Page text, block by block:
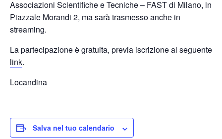
Associazioni Scientifiche e Tecniche – FAST di Milano, in
Piazzale Morandi 2, ma sarà trasmesso anche in
streaming.
La partecipazione è gratuita, previa iscrizione al seguente
link.
Locandina
Salva nel tuo calendario